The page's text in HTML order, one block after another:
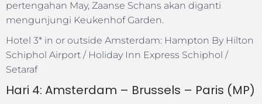
pertengahan May, Zaanse Schans akan diganti
mengunjungi Keukenhof Garden.
Hotel 3* in or outside Amsterdam: Hampton By Hilton
Schiphol Airport / Holiday Inn Express Schiphol /
Setaraf
Hari 4: Amsterdam – Brussels – Paris (MP)